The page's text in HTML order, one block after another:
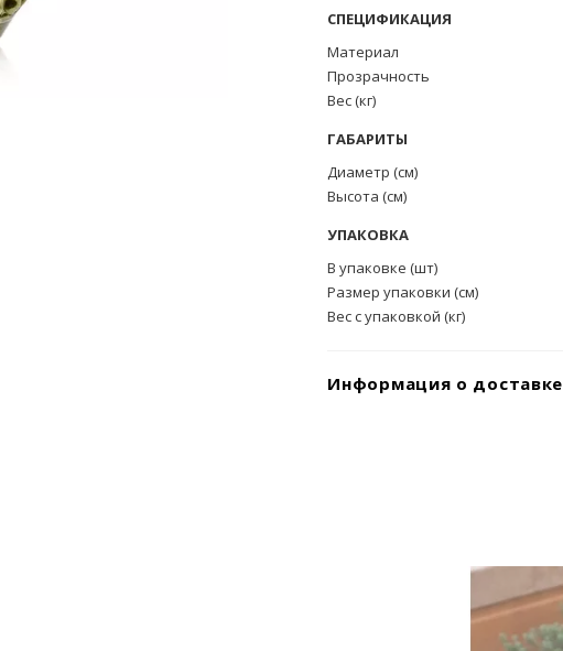
СПЕЦИФИКАЦИЯ
Материал
Прозрачность
Вес (кг)
ГАБАРИТЫ
Диаметр (см)
Высота (см)
УПАКОВКА
В упаковке (шт)
Размер упаковки (см)
Вес с упаковкой (кг)
Информация о доставке